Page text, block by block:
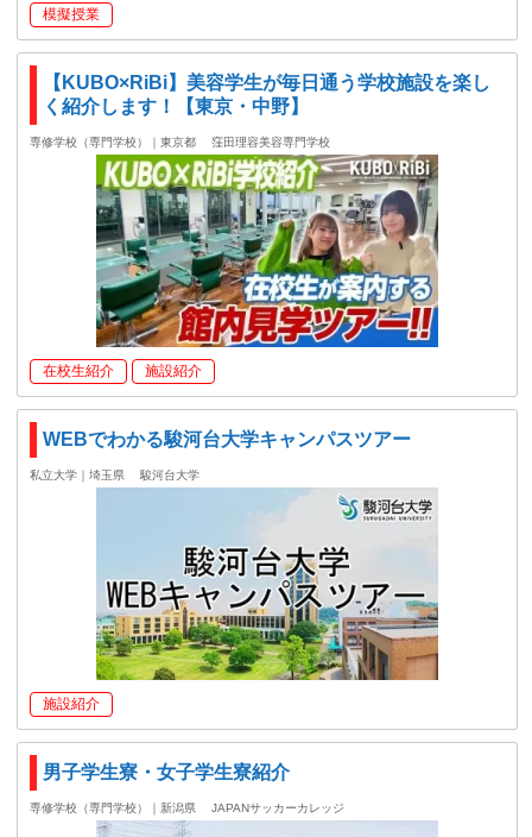
模擬授業
【KUBO×RiBi】美容学生が毎日通う学校施設を楽し
く紹介します！【東京・中野】
専修学校（専門学校）｜東京都 窪田理容美容専門学校
在校生紹介 施設紹介
WEBでわかる駿河台大学キャンパスツアー
私立大学｜埼玉県 駿河台大学
施設紹介
男子学生寮・女子学生寮紹介
専修学校（専門学校）｜新潟県 JAPANサッカーカレッジ